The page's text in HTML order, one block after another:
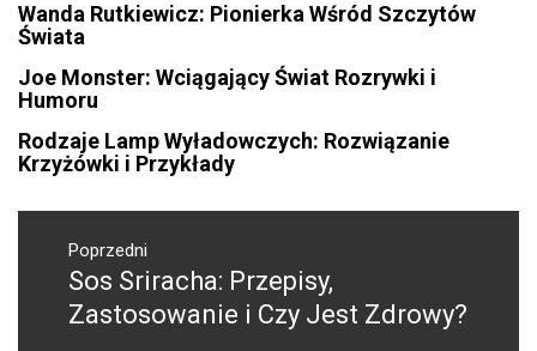
Wanda Rutkiewicz: Pionierka Wśród Szczytów
Świata
Joe Monster: Wciągający Świat Rozrywki i
Humoru
Rodzaje Lamp Wyładowczych: Rozwiązanie
Krzyżówki i Przykłady
Nawigacja
wpisuPoprzedni
Poprzedni
wpis:
Sos Sriracha: Przepisy,
Zastosowanie i Czy Jest Zdrowy?